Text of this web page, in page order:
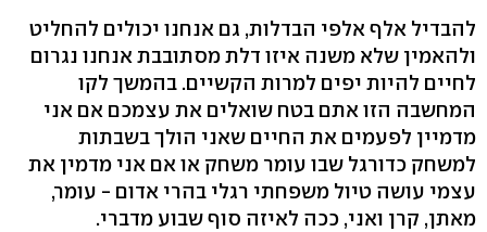
להבדיל אלף אלפי הבדלות, גם אנחנו יכולים להחליט
ולהאמין שלא משנה איזו דלת מסתובבת אנחנו נגרום
לחיים להיות יפים למרות הקשיים. בהמשך לקו
המחשבה הזו אתם בטח שואלים את עצמכם אם אני
מדמיין לפעמים את החיים שאני הולך בשבתות
למשחק כדורגל שבו עומר משחק או אם אני מדמין את
עצמי עושה טיול משפחתי רגלי בהרי אדום - עומר,
מאתן, קרן ואני, ככה לאיזה סוף שבוע מדברי.